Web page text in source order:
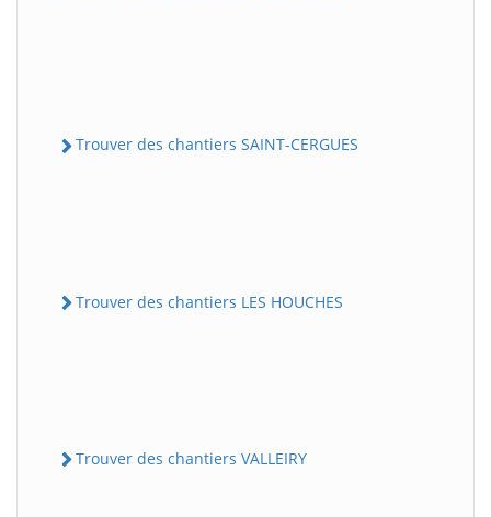
Trouver des chantiers SAINT-CERGUES
Trouver des chantiers LES HOUCHES
Trouver des chantiers VALLEIRY